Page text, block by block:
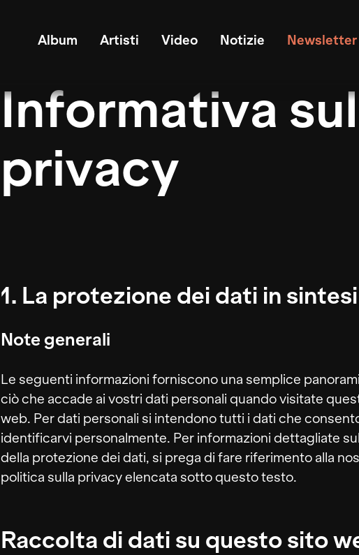
Album Artisti Video Notizie Newsletter
Informativa
privacy
1. La protezione dei dati in sintesi
Note generali
Le seguenti informazioni forniscono una semplice
ciò che accade ai vostri dati personali quando visitate
web. Per dati personali si intendono tutti i dati che
identificarvi personalmente. Per informazioni dettagliate
della protezione dei dati, si prega di fare riferimento alla
politica sulla privacy elencata sotto questo testo.
Raccolta di dati su questo sito